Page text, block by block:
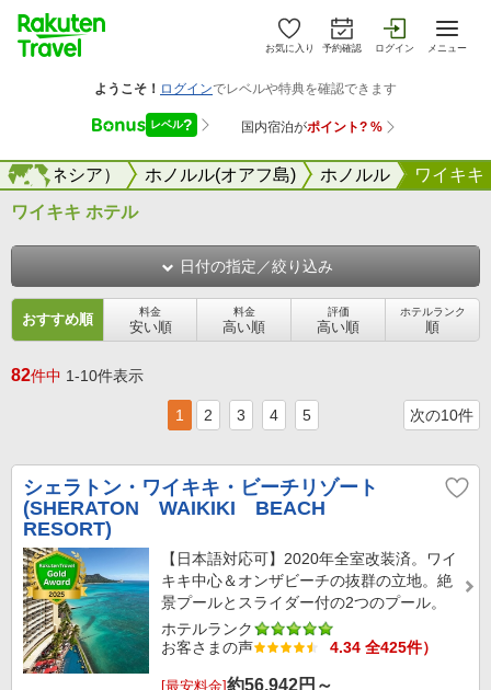
お気に入り 予約確認 ログイン メニュー
クロネシア） ホノルル(オアフ島) ホノルル ワイキキ
海外
ワイキキ ホテル
日付の指定／絞り込み
おすすめ順 料金
安い順
料金
高い順
評価
高い順
ホテルランク
順
82件中 1-10件表示
1 2 3 4 5 次の10件
シェラトン・ワイキキ・ビーチリゾート
(SHERATON WAIKIKI BEACH
RESORT)
【日本語対応可】2020年全室改装済。ワイ
キキ中心＆オンザビーチの抜群の立地。絶
景プールとスライダー付の2つのプール。
ホテルランク
お客さまの声
4.34 全425件）
[最安料金]約56,942円～